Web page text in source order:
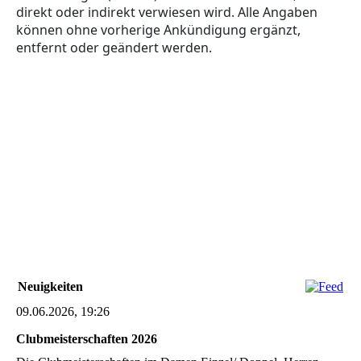
direkt oder indirekt verwiesen wird. Alle Angaben
können ohne vorherige Ankündigung ergänzt,
entfernt oder geändert werden.
Neuigkeiten
09.06.2026, 19:26
Clubmeisterschaften 2026